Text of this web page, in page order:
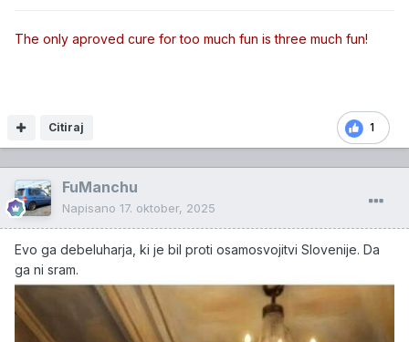
1
Citiraj
The only aproved cure for too much fun is three much fun!
FuManchu
Napisano 17. oktober, 2025
Evo ga debeluharja, ki je bil proti osamosvojitvi Slovenije. Da
ga ni sram.